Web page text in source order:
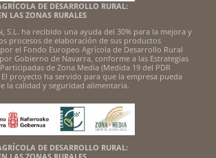
DE DESARROLLO RURAL:
LAS ZONAS RURALES
S.L. ha recibido una ayuda del 30% para la mejora y
procesos de elaboración de sus productos
el Fondo Europeo Agrícola de Desarrollo Rural
Gobierno de Navarra, conforme a las Estrategias
de Zona Media (Medida 19 del PDR
El proyecto ha servido para que la empresa pueda
la calidad y seguridad alimentaria.
DE DESARROLLO RURAL: